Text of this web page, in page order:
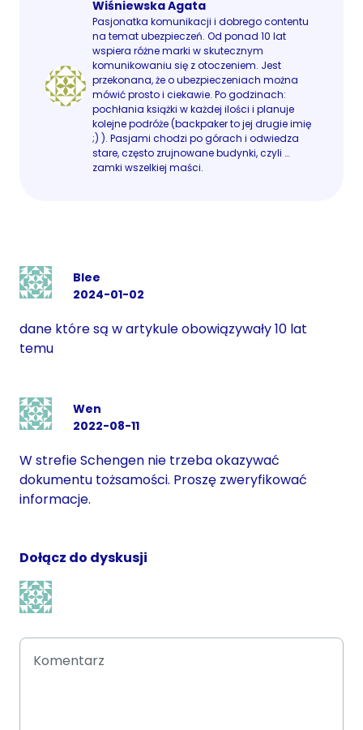
Wiśniewska Agata
Pasjonatka komunikacji i dobrego contentu
na temat ubezpieczeń. Od ponad 10 lat
wspiera różne marki w skutecznym
komunikowaniu się z otoczeniem. Jest
przekonana, że o ubezpieczeniach można
mówić prosto i ciekawie. Po godzinach:
pochłania książki w każdej ilości i planuje
kolejne podróże (backpaker to jej drugie imię
;) ). Pasjami chodzi po górach i odwiedza
stare, często zrujnowane budynki, czyli …
zamki wszelkiej maści.
Blee
2024-01-02
dane które są w artykule obowiązywały 10 lat
temu
Wen
2022-08-11
W strefie Schengen nie trzeba okazywać
dokumentu tożsamości. Proszę zweryfikować
informacje.
Dołącz do dyskusji